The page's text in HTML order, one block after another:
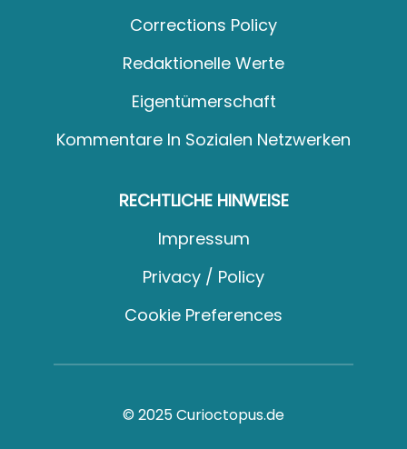
Corrections Policy
Redaktionelle Werte
Eigentümerschaft
Kommentare In Sozialen Netzwerken
RECHTLICHE HINWEISE
Impressum
Privacy / Policy
Cookie Preferences
© 2025 Curioctopus.de